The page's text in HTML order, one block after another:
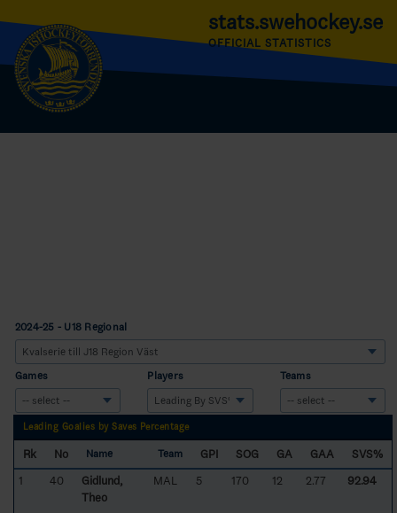
stats.swehockey.se
OFFICIAL STATISTICS
2024-25 - U18 Regional
Games Players Teams
Leading Goalies by Saves Percentage
Rk No Name Team GPI SOG GA GAA
SVS%
1
40
Gidlund,
Theo
MAL 5 170 12 2.77 92.94